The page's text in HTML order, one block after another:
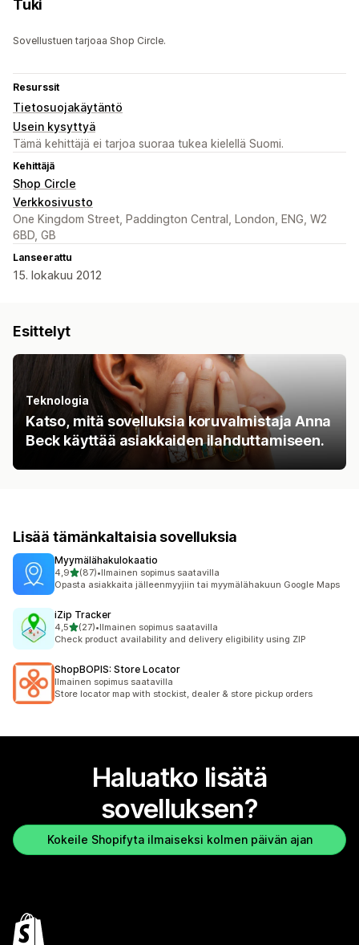
Tuki
Sovellustuen tarjoaa Shop Circle.
Resurssit
Tietosuojakäytäntö
Usein kysyttyä
Tämä kehittäjä ei tarjoa suoraa tukea kielellä Suomi.
Kehittäjä
Shop Circle
Verkkosivusto
One Kingdom Street, Paddington Central, London, ENG, W2
6BD, GB
Lanseerattu
15. lokakuu 2012
Esittelyt
Teknologia
Katso, mitä sovelluksia koruvalmistaja Anna
Beck käyttää asiakkaiden ilahduttamiseen.
Lisää tämänkaltaisia sovelluksia
Myymälähakulokaatio
4,9/ 5 tähteä
(87)
87 arvostelua yhteensä
•Ilmainen sopimus saatavilla
Opasta asiakkaita jälleenmyyjiin tai myymälähakuun Google Maps
iZip Tracker
4,5/ 5 tähteä
(27)
27 arvostelua yhteensä
•Ilmainen sopimus saatavilla
Check product availability and delivery eligibility using ZIP
ShopBOPIS: Store Locator
Ilmainen sopimus saatavilla
Store locator map with stockist, dealer & store pickup orders
Haluatko lisätä
sovelluksen?
Kokeile Shopifyta ilmaiseksi kolmen päivän ajan